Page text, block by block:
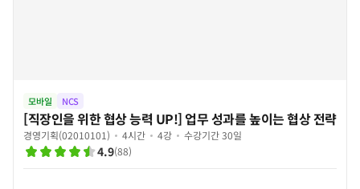
모바일 NCS
[직장인을 위한 협상 능력 UP!] 업무 성과를 높이는 협상 전략
경영기획(02010101) 4시간 4강 수강기간 30일
4.9(88)